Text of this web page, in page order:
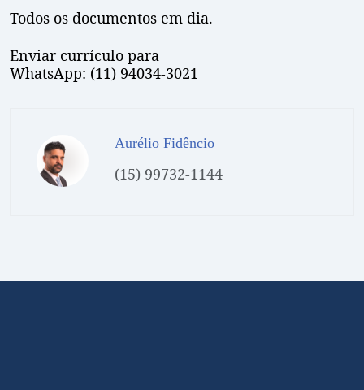
Todos os documentos em dia.
Enviar currículo para
WhatsApp: (11) 94034-3021
Aurélio Fidêncio
(15) 99732-1144